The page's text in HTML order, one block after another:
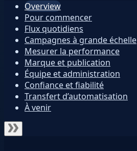
Overview
Pour commencer
Flux quotidiens
Campagnes à grande échelle
Mesurer la performance
Marque et publication
Équipe et administration
Confiance et fiabilité
Transfert d’automatisation
À venir